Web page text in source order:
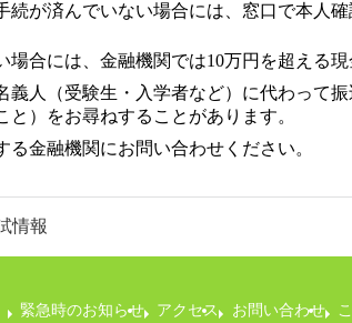
続が済んでいない場合には、窓口で本人
場合には、金融機関では10万円を超える
義人（受験生・入学者など）に代わって
）をお尋ねすることがあります。
金融機関にお問い合わせください。
情報
緊急時のお知らせ アクセス お問い合わせ